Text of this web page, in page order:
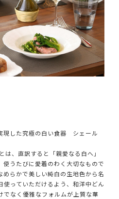
現した究極の白い食器 シェール
、直訳すると「親愛なる白へ」
使うたびに愛着のわく大切なもので
めらかで美しい純白の生地色から名
使っていただけるよう、和洋中どん
でなく優雅なフォルムが上質な華